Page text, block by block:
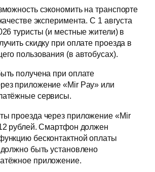
сэкономить на транспорте
эксперимента. С 1 августа
туристы (и местные жители) в
скидку при оплате проезда в
пользования (в автобусах).
получена при оплате
приложение «Mir Pay» или
сервисы.
проезда через приложение «Mir
рублей. Смартфон должен
бесконтактной оплаты
быть установлено
приложение.